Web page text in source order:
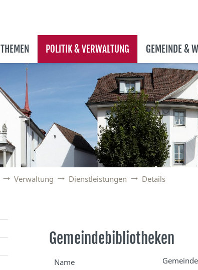
THEMEN POLITIK & VERWALTUNG GEMEINDE &
Verwaltung Dienstleistungen Details
Gemeindebibliotheken
Name